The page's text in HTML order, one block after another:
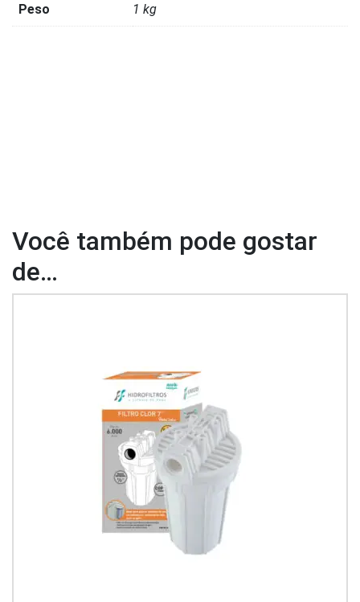
Peso 1 kg
Você também pode gostar
de…